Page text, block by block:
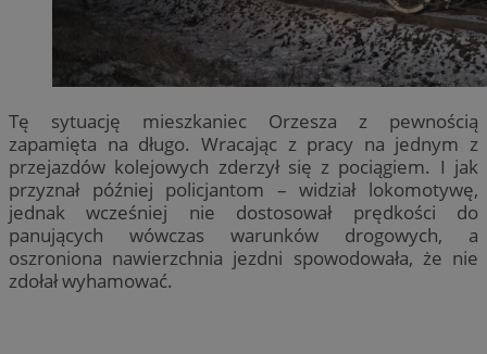
Tę sytuację mieszkaniec Orzesza z pewnością
zapamięta na długo. Wracając z pracy na jednym z
przejazdów kolejowych zderzył się z pociągiem. I jak
przyznał później policjantom – widział lokomotywę,
jednak wcześniej nie dostosował prędkości do
panujących wówczas warunków drogowych, a
oszroniona nawierzchnia jezdni spowodowała, że nie
zdołał wyhamować.